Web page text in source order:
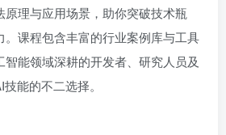
理与应用场景，助你突破技术瓶
。课程包含丰富的行业案例库与工具
能领域深耕的开发者、研究人员及
能的不二选择。